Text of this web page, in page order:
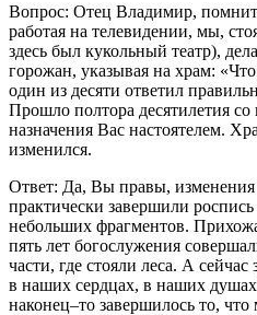
Вопрос: Отец Владимир,
работая на телевидении, мы,
здесь был кукольный театр),
горожан, указывая на храм:
один из десяти ответил
Прошло полтора десятилетия
назначения Вас настоятелем.
изменился.
Ответ: Да, Вы правы,
практически завершили
небольших фрагментов.
пять лет богослужения
части, где стояли леса. А сейчас
в наших сердцах, в наших
наконец–то завершилось то,